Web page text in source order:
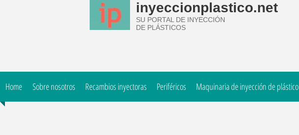
inyeccionplastico.net
SU PORTAL DE INYECCIÓN
DE PLÁSTICOS
Home Sobre nosotros Recambios inyectoras Periféricos Maquinaria de inyección de plástico